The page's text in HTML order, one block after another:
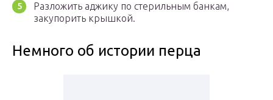
Разложить аджику по стерильным банкам,
закупорить крышкой.
Немного об истории перца